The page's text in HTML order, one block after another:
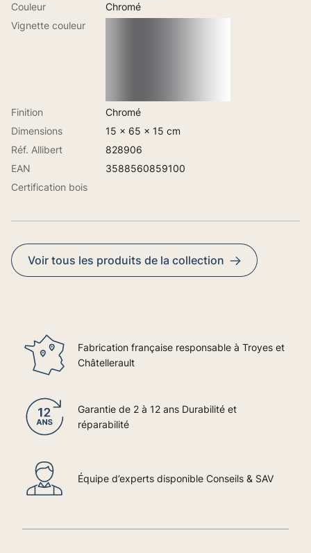
Couleur
Chromé
Vignette couleur
Finition
Chromé
Dimensions
15 x 65 x 15 cm
Réf. Allibert
828906
EAN
3588560859100
Certification bois
Voir tous les produits de la collection
Fabrication française responsable à Troyes et
Châtellerault
Garantie de 2 à 12 ans Durabilité et
réparabilité
Équipe d’experts disponible Conseils & SAV